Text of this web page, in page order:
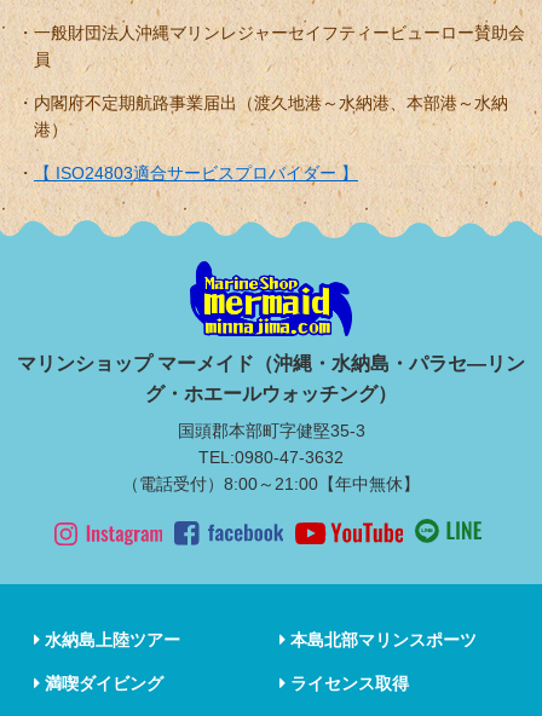
一般財団法人沖縄マリンレジャーセイフティービューロー賛助会
員
内閣府不定期航路事業届出（渡久地港～水納港、本部港～水納
港）
【 ISO24803適合サービスプロバイダー 】
マリンショップ マーメイド（沖縄・水納島・パラセ―リン
グ・ホエールウォッチング）
国頭郡本部町字健堅35-3
TEL:0980-47-3632
（電話受付）8:00～21:00【年中無休】
水納島上陸ツアー 本島北部マリンスポーツ
満喫ダイビング ライセンス取得